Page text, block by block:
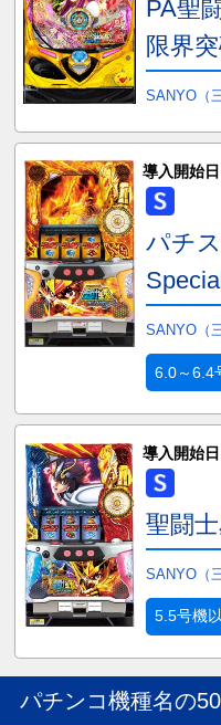
PA聖
限界
SANYO（
導入開始日
パチ
SANYO（
6.0～6.4
導入開始日
聖闘
SANYO（
5.5号機
パチンコ機種名の